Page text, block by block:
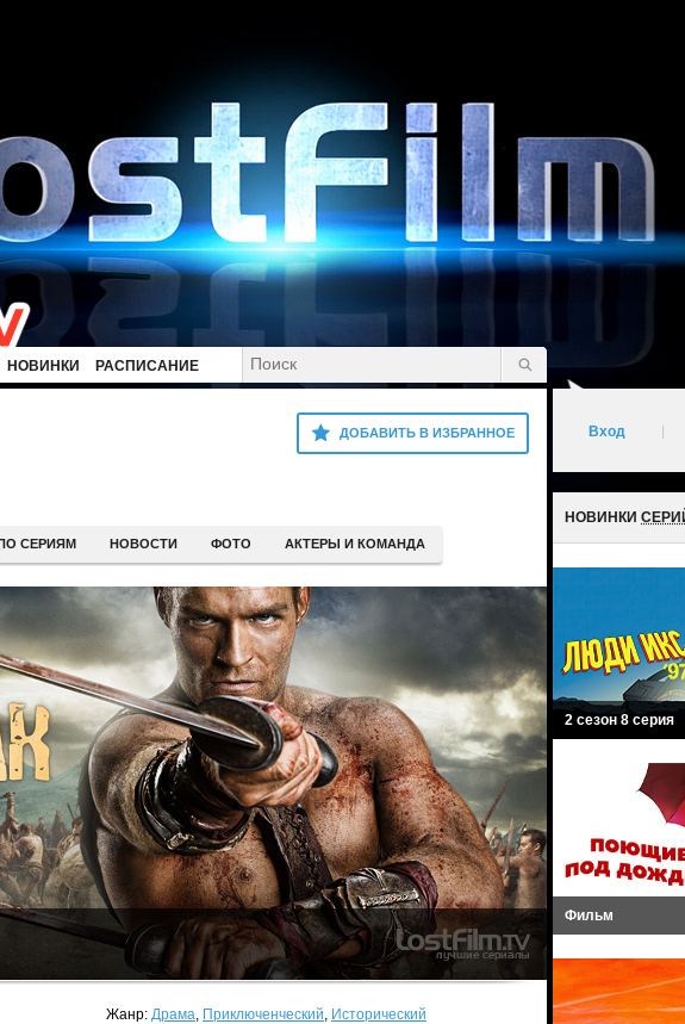
НОВИНКИ РАСПИСАНИЕ
ДОБАВИТЬ В ИЗБРАННОЕ
СЕРИЯМ НОВОСТИ ФОТО АКТЕРЫ И КОМАНДА
Жанр: Драма, Приключенческий, Исторический
Вход
НОВИНКИ
2 сезон 8 серия
Фильм